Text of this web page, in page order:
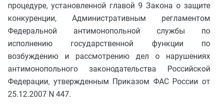
процедуре, установленной главой 9 Закона о защите
конкуренции, Административным регламентом
Федеральной антимонопольной службы по
исполнению государственной функции по
возбуждению и рассмотрению дел о нарушениях
антимонопольного законодательства Российской
Федерации, утвержденным Приказом ФАС России от
25.12.2007 N 447.